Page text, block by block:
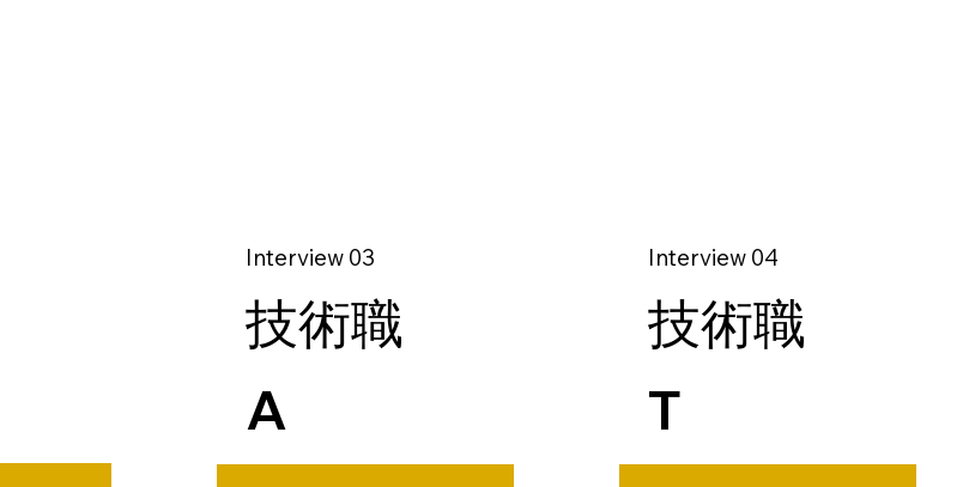
Interview 03
技術職
A
Interview 04
技術職
T